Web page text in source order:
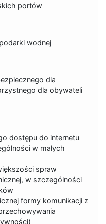
portów
wodnej
dla
dla obywateli
dostępu do internetu
w małych
spraw
w szczególności
formy komunikacji z